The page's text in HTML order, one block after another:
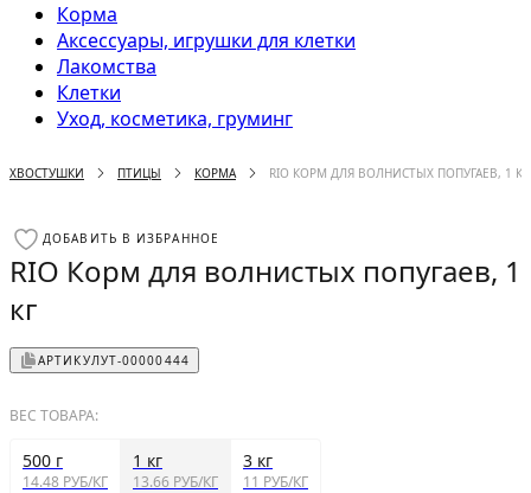
Корма
Аксессуары, игрушки для клетки
Лакомства
Клетки
Уход, косметика, груминг
ХВОСТУШКИ ПТИЦЫ КОРМА RIO КОРМ ДЛЯ ВОЛНИСТЫХ ПОПУГАЕВ, 1 КГ
ДОБАВИТЬ В ИЗБРАННОЕ
RIO Корм для волнистых попугаев, 1
кг
АРТИКУЛУТ-00000444
ВЕС ТОВАРА:
500 г
14.48 РУБ/КГ
1 кг
13.66 РУБ/КГ
3 кг
11 РУБ/КГ